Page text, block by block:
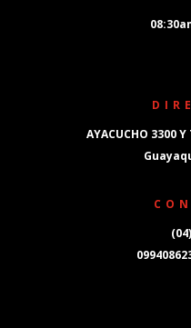
AYACUCHO 3300 Y